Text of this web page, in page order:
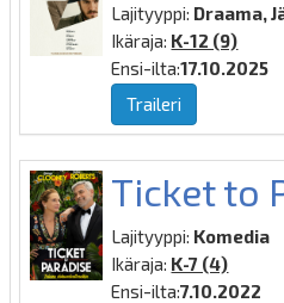
Lajityyppi: Draama,
Ikäraja: K-12 (9)
Ensi-ilta:17.10.2025
Traileri
Ticket to
Lajityyppi: Komedia
Ikäraja: K-7 (4)
Ensi-ilta:7.10.2022